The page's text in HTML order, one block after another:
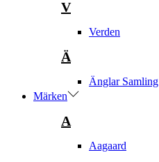
V
Verden
Ä
Änglar Samling
Märken
A
Aagaard